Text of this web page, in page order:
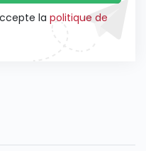
la politique de